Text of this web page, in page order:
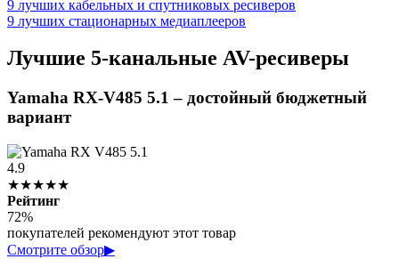
9 лучших кабельных и спутниковых ресиверов
9 лучших стационарных медиаплееров
Лучшие 5-канальные AV-ресиверы
Yamaha RX-V485 5.1 – достойный бюджетный
вариант
4.9
★★★★★
Рейтинг
72%
покупателей рекомендуют этот товар
Смотрите обзор▶